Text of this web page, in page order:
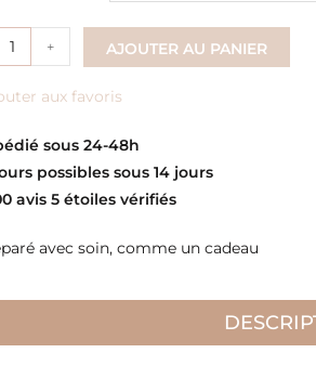
+ AJOUTER AU PANIER
aux favoris
sous 24-48h
possibles sous 14 jours
avis 5 étoiles vérifiés
avec soin, comme un cadeau